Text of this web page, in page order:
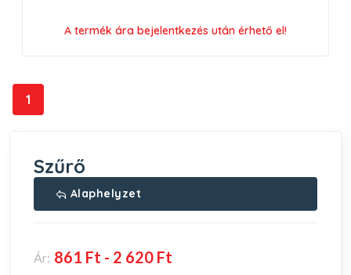
A termék ára bejelentkezés után érhető el!
1
Szűrő
Alaphelyzet
Ár: